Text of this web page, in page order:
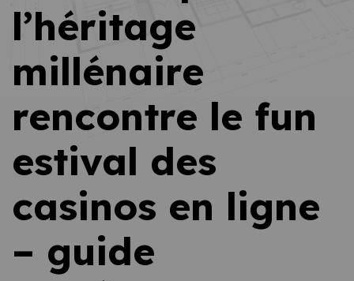
l’héritage
millénaire
rencontre le fun
estival des
casinos en ligne
– guide